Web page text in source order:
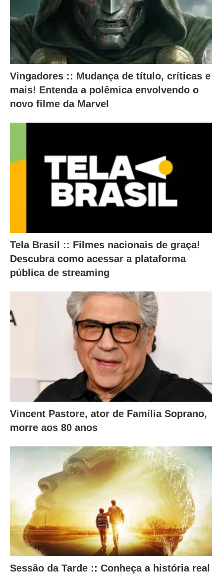
l
t
e
r
a
m
o
t
b
a
o
Vingadores :: Mudança de título, críticas e
mais! Entenda a polêmica envolvendo o
novo filme da Marvel
Tela Brasil :: Filmes nacionais de graça!
Descubra como acessar a plataforma
pública de streaming
Vincent Pastore, ator de Família Soprano,
morre aos 80 anos
Sessão da Tarde :: Conheça a história real